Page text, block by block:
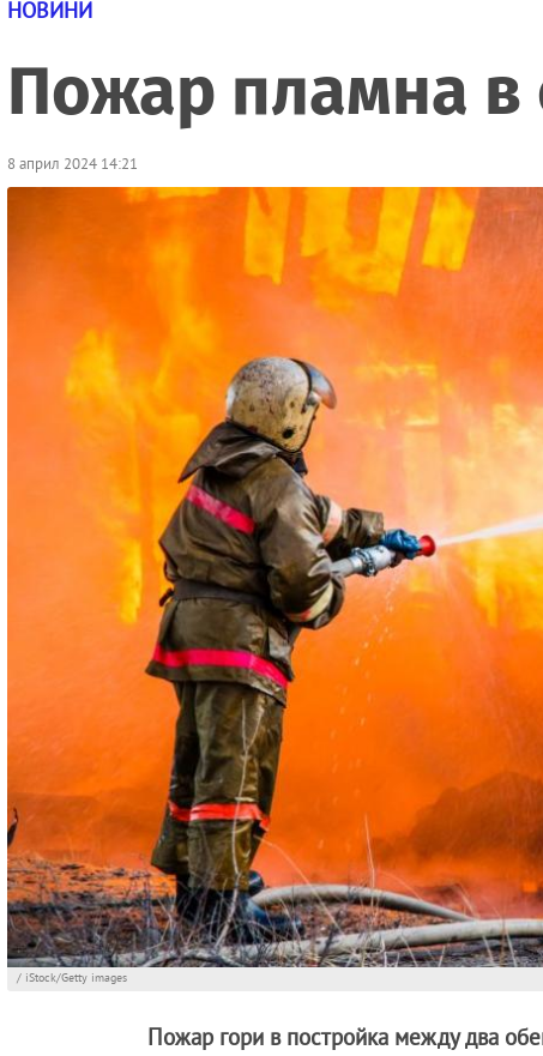
НОВИНИ
Пожар пламна в
8 април 2024 14:21
/ iStock/Getty images
Пожар гори в постройка между два